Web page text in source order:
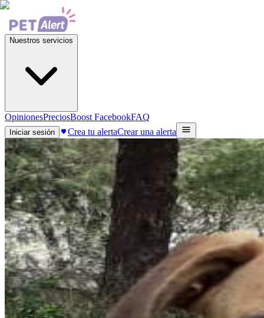
Nuestros servicios
OpinionesPreciosBoost FacebookFAQ
Iniciar sesión Crea tu alertaCrear una alerta